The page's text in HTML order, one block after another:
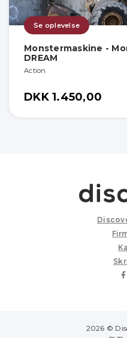
Se oplevelse
Monstermaskine -
DREAM
Action
DKK 1.450,00
2026 ©